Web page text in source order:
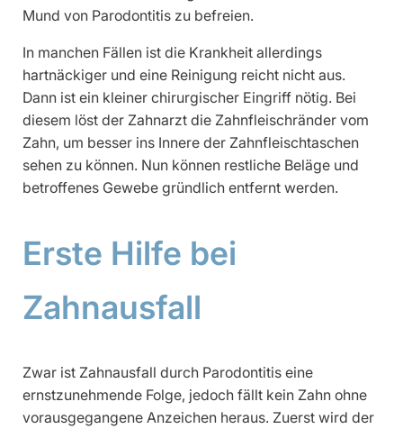
Mund von Parodontitis zu befreien.
In manchen Fällen ist die Krankheit allerdings
hartnäckiger und eine Reinigung reicht nicht aus.
Dann ist ein kleiner chirurgischer Eingriff nötig. Bei
diesem löst der Zahnarzt die Zahnfleischränder vom
Zahn, um besser ins Innere der Zahnfleischtaschen
sehen zu können. Nun können restliche Beläge und
betroffenes Gewebe gründlich entfernt werden.
Erste Hilfe bei
Zahnausfall
Zwar ist Zahnausfall durch Parodontitis eine
ernstzunehmende Folge, jedoch fällt kein Zahn ohne
vorausgegangene Anzeichen heraus. Zuerst wird der